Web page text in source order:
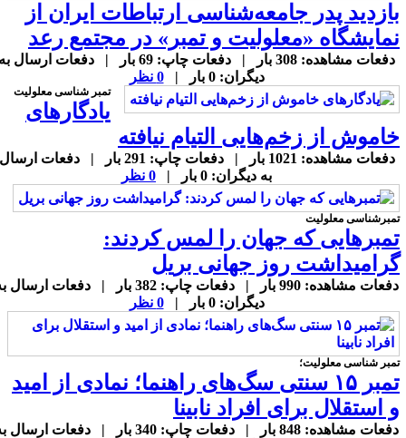
پدر جامعه‌شناسی ارتباطات ایران از
«معلولیت و تمبر» در مجتمع رعد
دفعات مشاهده: 308 بار | دفعات چاپ: 69 بار | دفعات ارسال به
دیگران: 0 بار |
تمبر شناسی معلولیت
یادگارهای
از زخم‌هایی التیام نیافته
دفعات مشاهده: 1021 بار | دفعات چاپ: 291 بار | دفعات ارسال
به دیگران: 0 بار |
معلولیت
که جهان را لمس کردند:
روز جهانی بریل
دفعات مشاهده: 990 بار | دفعات چاپ: 382 بار | دفعات ارسال به
دیگران: 0 بار |
شناسی معلولیت؛
تمبر ۱۵ سنتی سگ‌های راهنما؛ نمادی از امید
استقلال برای افراد نابینا
دفعات مشاهده: 848 بار | دفعات چاپ: 340 بار | دفعات ارسال به